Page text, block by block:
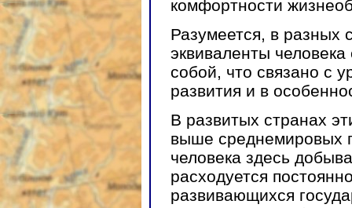
комфортности
Разумеется, в разных
эквиваленты
собой, что связано с
развития и в
В развитых странах
выше среднемировых
человека здесь
расходуется
развивающихся